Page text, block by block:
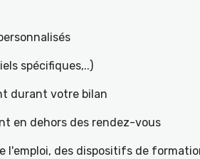
spécifiques,..)
durant votre bilan
en dehors des rendez-vous
l'emploi, des dispositifs de